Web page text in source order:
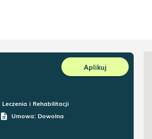
Aplikuj
i Rehabilitacji
description Umowa: Dowolna